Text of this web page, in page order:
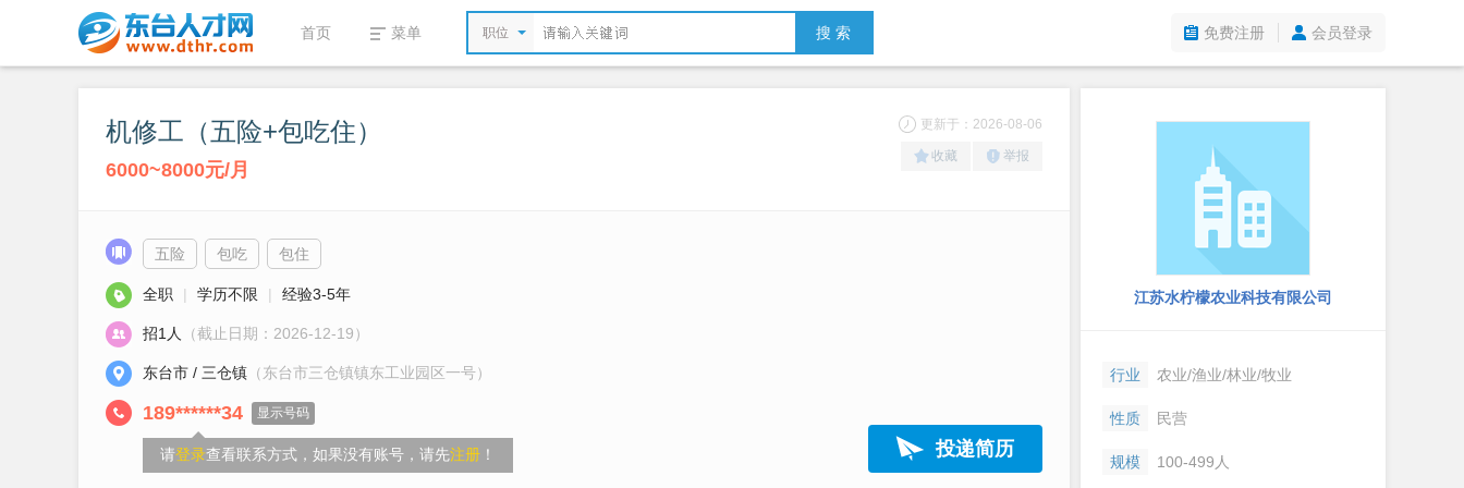
首页 菜单 职位 搜 索 免费注册 会员登录
机修工（五险+包吃住）
6000~8000元/月
更新于：2026-08-06
收藏 举报
五险 包吃 包住
全职 | 学历不限 | 经验3-5年
招1人 （截止日期：2026-12-19）
东台市 / 三仓镇 （东台市三仓镇镇东工业园区一号）
189******34 显示号码
请登录查看联系方式，如果没有账号，请先注册 ！ 投递简历
江苏水柠檬农业科技有限公司
行业 农业/渔业/林业/牧业
性质 民营
规模 100-499人